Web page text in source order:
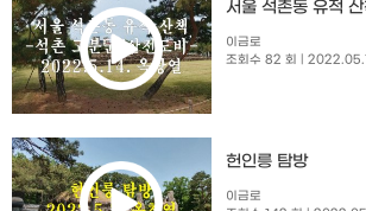
서울 석촌동 유적
이금로
조회수 82 회
|
헌인릉 탐방
이금로